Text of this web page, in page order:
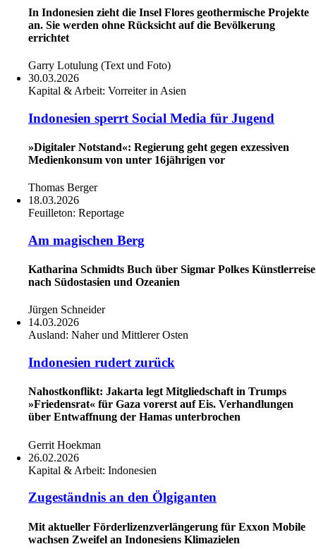
In Indonesien zieht die Insel Flores geothermische Projekte
an. Sie werden ohne Rücksicht auf die Bevölkerung
errichtet
Garry Lotulung (Text und Foto)
30.03.2026
Kapital & Arbeit: Vorreiter in Asien
Indonesien sperrt Social Media für Jugend
»Digitaler Notstand«: Regierung geht gegen exzessiven
Medienkonsum von unter 16jährigen vor
Thomas Berger
18.03.2026
Feuilleton: Reportage
Am magischen Berg
Katharina Schmidts Buch über Sigmar Polkes Künstlerreise
nach Südostasien und Ozeanien
Jürgen Schneider
14.03.2026
Ausland: Naher und Mittlerer Osten
Indonesien rudert zurück
Nahostkonflikt: Jakarta legt Mitgliedschaft in Trumps
»Friedensrat« für Gaza vorerst auf Eis. Verhandlungen
über Entwaffnung der Hamas unterbrochen
Gerrit Hoekman
26.02.2026
Kapital & Arbeit: Indonesien
Zugeständnis an den Ölgiganten
Mit aktueller Förderlizenzverlängerung für Exxon Mobile
wachsen Zweifel an Indonesiens Klimazielen